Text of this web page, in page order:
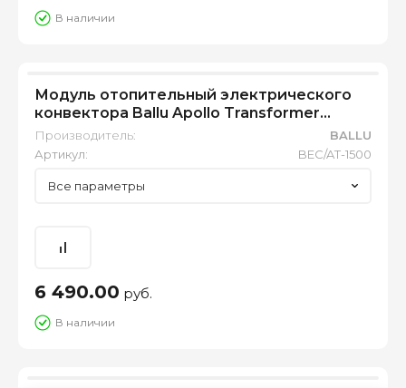
В наличии
Модуль отопительный электрического
конвектора Ballu Apollo Transformer
BEC/AT-1500
Производитель:
BALLU
Артикул:
BEC/AT-1500
Все параметры
6 490.00 руб.
В наличии